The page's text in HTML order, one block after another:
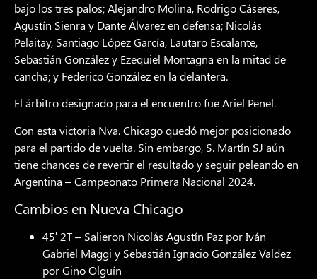
bajo los tres palos; Alejandro Molina, Rodrigo Cáseres,
Agustín Sienra y Dante Álvarez en defensa; Nicolás
Pelaitay, Santiago López García, Lautaro Escalante,
Sebastián González y Ezequiel Montagna en la mitad de
cancha; y Federico González en la delantera.
El árbitro designado para el encuentro fue Ariel Penel.
Con esta victoria Nva. Chicago quedó mejor posicionado
para el partido de vuelta. Sin embargo, S. Martín SJ aún
tiene chances de revertir el resultado y seguir peleando en
Argentina – Campeonato Primera Nacional 2024.
Cambios en Nueva Chicago
45′ 2T – Salieron Nicolás Agustín Paz por Iván
Gabriel Maggi y Sebastián Ignacio González Valdez
por Gino Olguín